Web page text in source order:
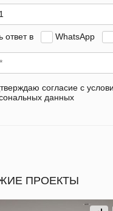
ответ в WhatsApp
согласие с
данных
ПРОЕКТЫ